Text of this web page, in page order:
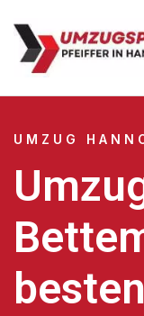
UMZUG